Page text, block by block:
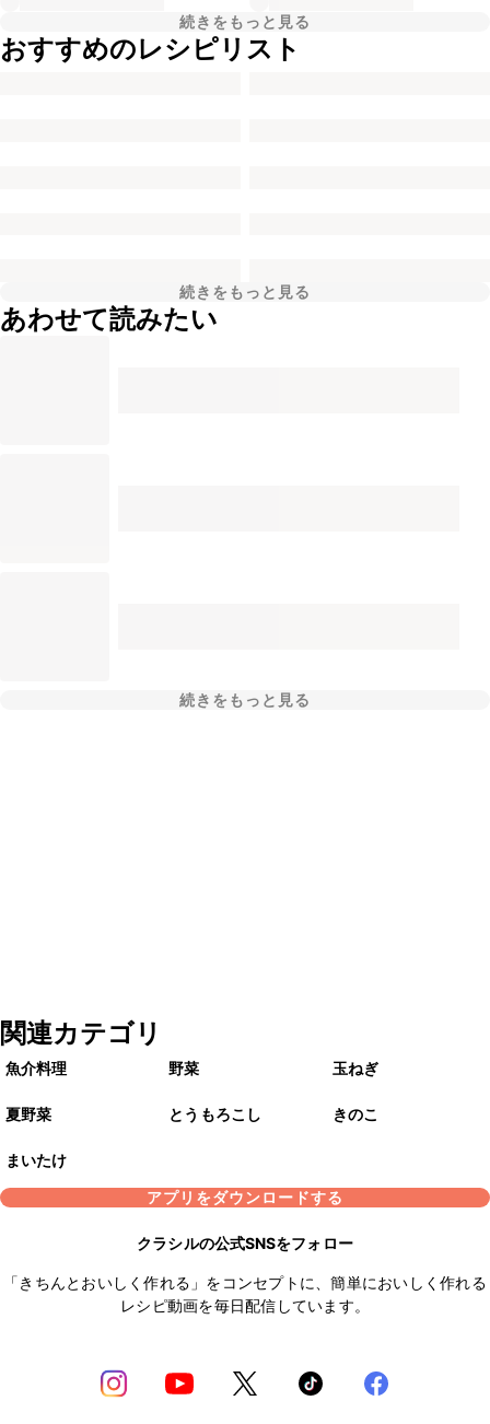
続きをもっと見る
おすすめのレシピリスト
続きをもっと見る
あわせて読みたい
続きをもっと見る
関連カテゴリ
魚介料理 野菜 玉ねぎ
夏野菜 とうもろこし きのこ
まいたけ
アプリをダウンロードする
クラシルの公式SNSをフォロー
「きちんとおいしく作れる」をコンセプトに、簡単においしく作れる
レシピ動画を毎日配信しています。